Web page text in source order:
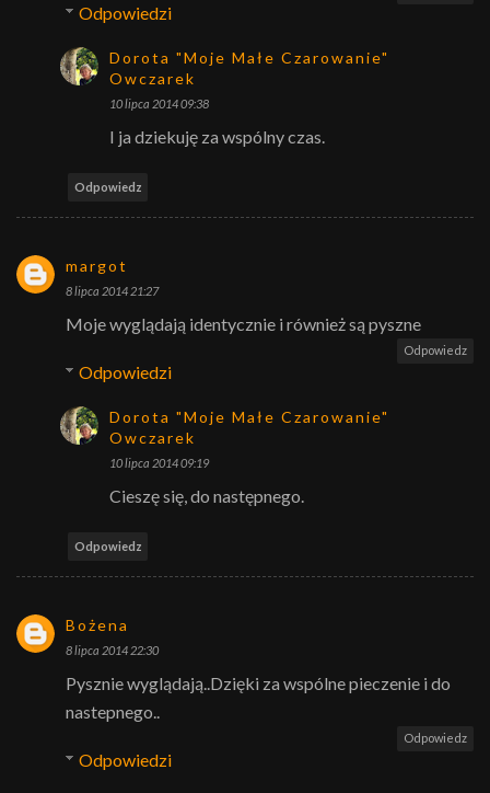
Odpowiedzi
Dorota "Moje Małe Czarowanie"
Owczarek
10 lipca 2014 09:38
I ja dziekuję za wspólny czas.
Odpowiedz
margot
8 lipca 2014 21:27
Moje wyglądają identycznie i również są pyszne
Odpowiedz
Odpowiedzi
Dorota "Moje Małe Czarowanie"
Owczarek
10 lipca 2014 09:19
Cieszę się, do następnego.
Odpowiedz
Bożena
8 lipca 2014 22:30
Pysznie wyglądają..Dzięki za wspólne pieczenie i do
nastepnego..
Odpowiedz
Odpowiedzi